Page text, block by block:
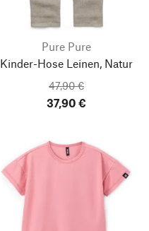
Pure Pure
Kinder-Hose Leinen, Natur
47,90 €
37,90 €